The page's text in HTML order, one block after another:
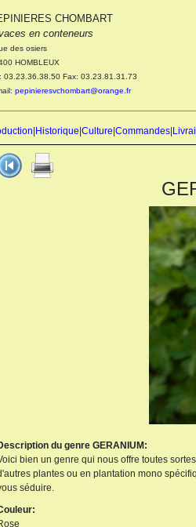
CHOMBART
en conteneurs
des osiers
HOMBLEUX
03.23.36.38.50 Fax: 03.23.81.31.73
pepinieresvchombart@orange.fr
Historique Culture Commandes
du genre GERANIUM:
bien un genre qui nous offre toutes
plantes ou en plantation mono
séduire.